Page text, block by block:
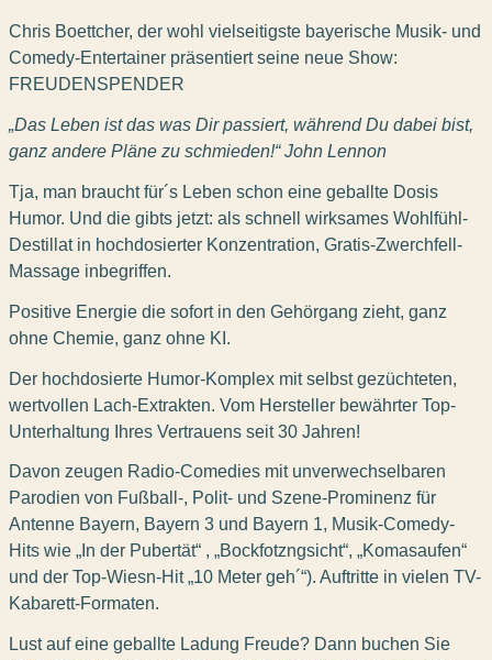
Chris Boettcher, der wohl vielseitigste bayerische Musik- und
Comedy-Entertainer präsentiert seine neue Show:
FREUDENSPENDER
„Das Leben ist das was Dir passiert, während Du dabei bist,
ganz andere Pläne zu schmieden!“ John Lennon
Tja, man braucht für´s Leben schon eine geballte Dosis
Humor. Und die gibts jetzt: als schnell wirksames Wohlfühl-
Destillat in hochdosierter Konzentration, Gratis-Zwerchfell-
Massage inbegriffen.
Positive Energie die sofort in den Gehörgang zieht, ganz
ohne Chemie, ganz ohne KI.
Der hochdosierte Humor-Komplex mit selbst gezüchteten,
wertvollen Lach-Extrakten. Vom Hersteller bewährter Top-
Unterhaltung Ihres Vertrauens seit 30 Jahren!
Davon zeugen Radio-Comedies mit unverwechselbaren
Parodien von Fußball-, Polit- und Szene-Prominenz für
Antenne Bayern, Bayern 3 und Bayern 1, Musik-Comedy-
Hits wie „In der Pubertät“ , „Bockfotzngsicht“, „Komasaufen“
und der Top-Wiesn-Hit „10 Meter geh´“). Auftritte in vielen TV-
Kabarett-Formaten.
Lust auf eine geballte Ladung Freude? Dann buchen Sie